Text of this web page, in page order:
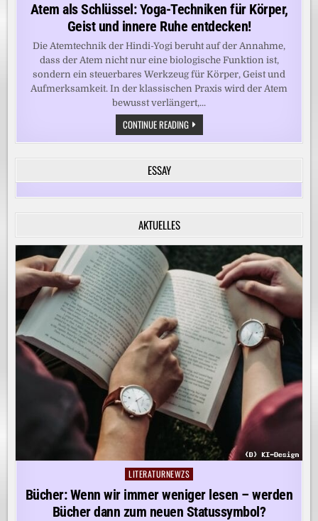
Atem als Schlüssel: Yoga-Techniken für Körper,
Geist und innere Ruhe entdecken!
Die Atemtechnik der Hindi-Yogi beruht auf der Annahme,
dass der Atem nicht nur eine biologische Funktion ist,
sondern ein steuerbares Werkzeug für Körper, Geist und
Aufmerksamkeit. In der klassischen Praxis wird der Atem
bewusst verlängert,...
CONTINUE READINGATEM
ALS
SCHLÜSSEL:
TECHNIKEN
KÖRPER,
UND
RUHE
ESSAY
AKTUELLES
Posted
in
LITERATURNEWZS
Bücher: Wenn wir immer weniger lesen – werden
Bücher dann zum neuen Statussymbol?